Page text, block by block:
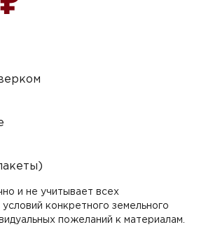
и не учитывает всех
конкретного земельного
пожеланий к материалам.